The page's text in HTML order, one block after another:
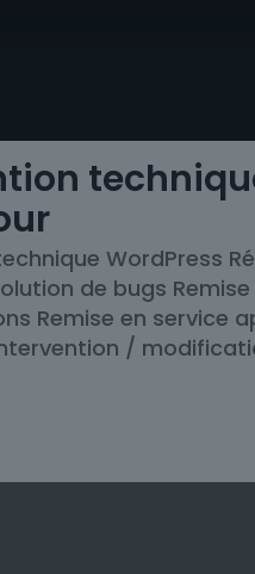
WordPress
de bugs
Remise en service
/